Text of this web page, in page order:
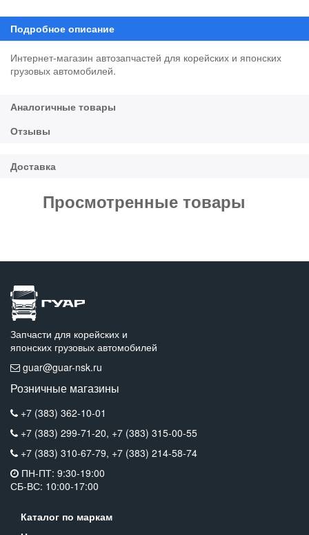
Интернет-магазин автозапчастей для корейских и японских
грузовых автомобилей.
Просмотренные товары
Запчасти для корейских и
японских грузовых автомобилей
guar@guar-nsk.ru
Розничные магазины
+7 (383) 362-10-01
+7 (383) 299-71-20, +7 (383) 315-00-55
+7 (383) 310-67-79, +7 (383) 214-58-74
ПН-ПТ: 9:30-19:00
СБ-ВС: 10:00-17:00
Каталог по маркам